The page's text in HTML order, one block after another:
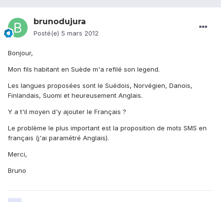
brunodujura
Posté(e) 5 mars 2012
Bonjour,
Mon fils habitant en Suède m'a refilé son legend.
Les langues proposées sont le Suédois, Norvégien, Danois,
Finlandais, Suomi et heureusement Anglais.
Y a t'il moyen d'y ajouter le Français ?
Le problème le plus important est la proposition de mots SMS en
français (j'ai paramétré Anglais).
Merci,
Bruno